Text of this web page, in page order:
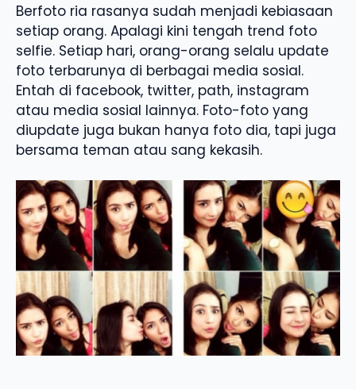
Berfoto ria rasanya sudah menjadi kebiasaan
setiap orang. Apalagi kini tengah trend foto
selfie. Setiap hari, orang-orang selalu update
foto terbarunya di berbagai media sosial.
Entah di facebook, twitter, path, instagram
atau media sosial lainnya. Foto-foto yang
diupdate juga bukan hanya foto dia, tapi juga
bersama teman atau sang kekasih.